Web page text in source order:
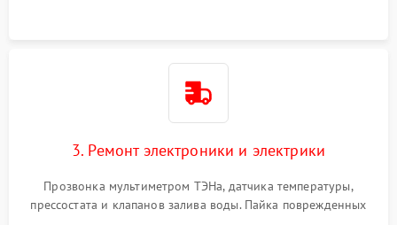
3. Ремонт электроники и электрики
Прозвонка мультиметром ТЭНа, датчика температуры,
прессостата и клапанов залива воды. Пайка поврежденных